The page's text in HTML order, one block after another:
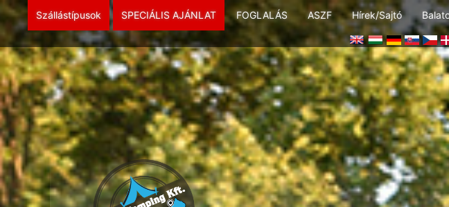
Szállástípusok SPECIÁLIS AJÁNLAT FOGLALÁS ASZF Hírek/Sajtó